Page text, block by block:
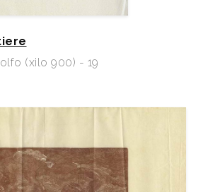
(xilo 900) - 19